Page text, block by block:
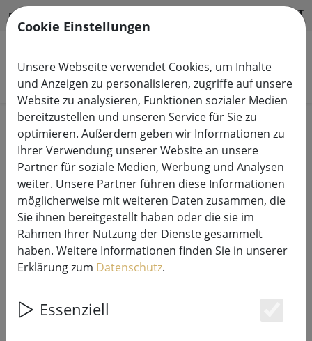
DE HILFE & SUPPORT
Produkte suchen
Start Sommer Solar
Newgarden Rachel LED Tischlampe
Solar und Akku 45 cm Senf
Cookie Einstellungen
Unsere Webseite verwendet Cookies, um Inhalte
und Anzeigen zu personalisieren, zugriffe auf unsere
Website zu analysieren, Funktionen sozialer Medien
bereitzustellen und unseren Service für Sie zu
optimieren. Außerdem geben wir Informationen zu
Ihrer Verwendung unserer Website an unsere
Partner für soziale Medien, Werbung und Analysen
weiter. Unsere Partner führen diese Informationen
möglicherweise mit weiteren Daten zusammen, die
Sie ihnen bereitgestellt haben oder die sie im
Rahmen Ihrer Nutzung der Dienste gesammelt
haben. Weitere Informationen finden Sie in unserer
Erklärung zum Datenschutz.
Essenziell